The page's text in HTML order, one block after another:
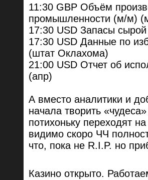
11:30 GBP Объём
промышленности (м/м)
17:30 USD Запасы
17:30 USD Данные по
(штат Оклахома)
21:00 USD Отчет об
(апр)
А вместо аналитики и
начала творить
потихоньку переходят
видимо скоро ЧЧ
что, пока не R.I.P. но
Казино открыто.